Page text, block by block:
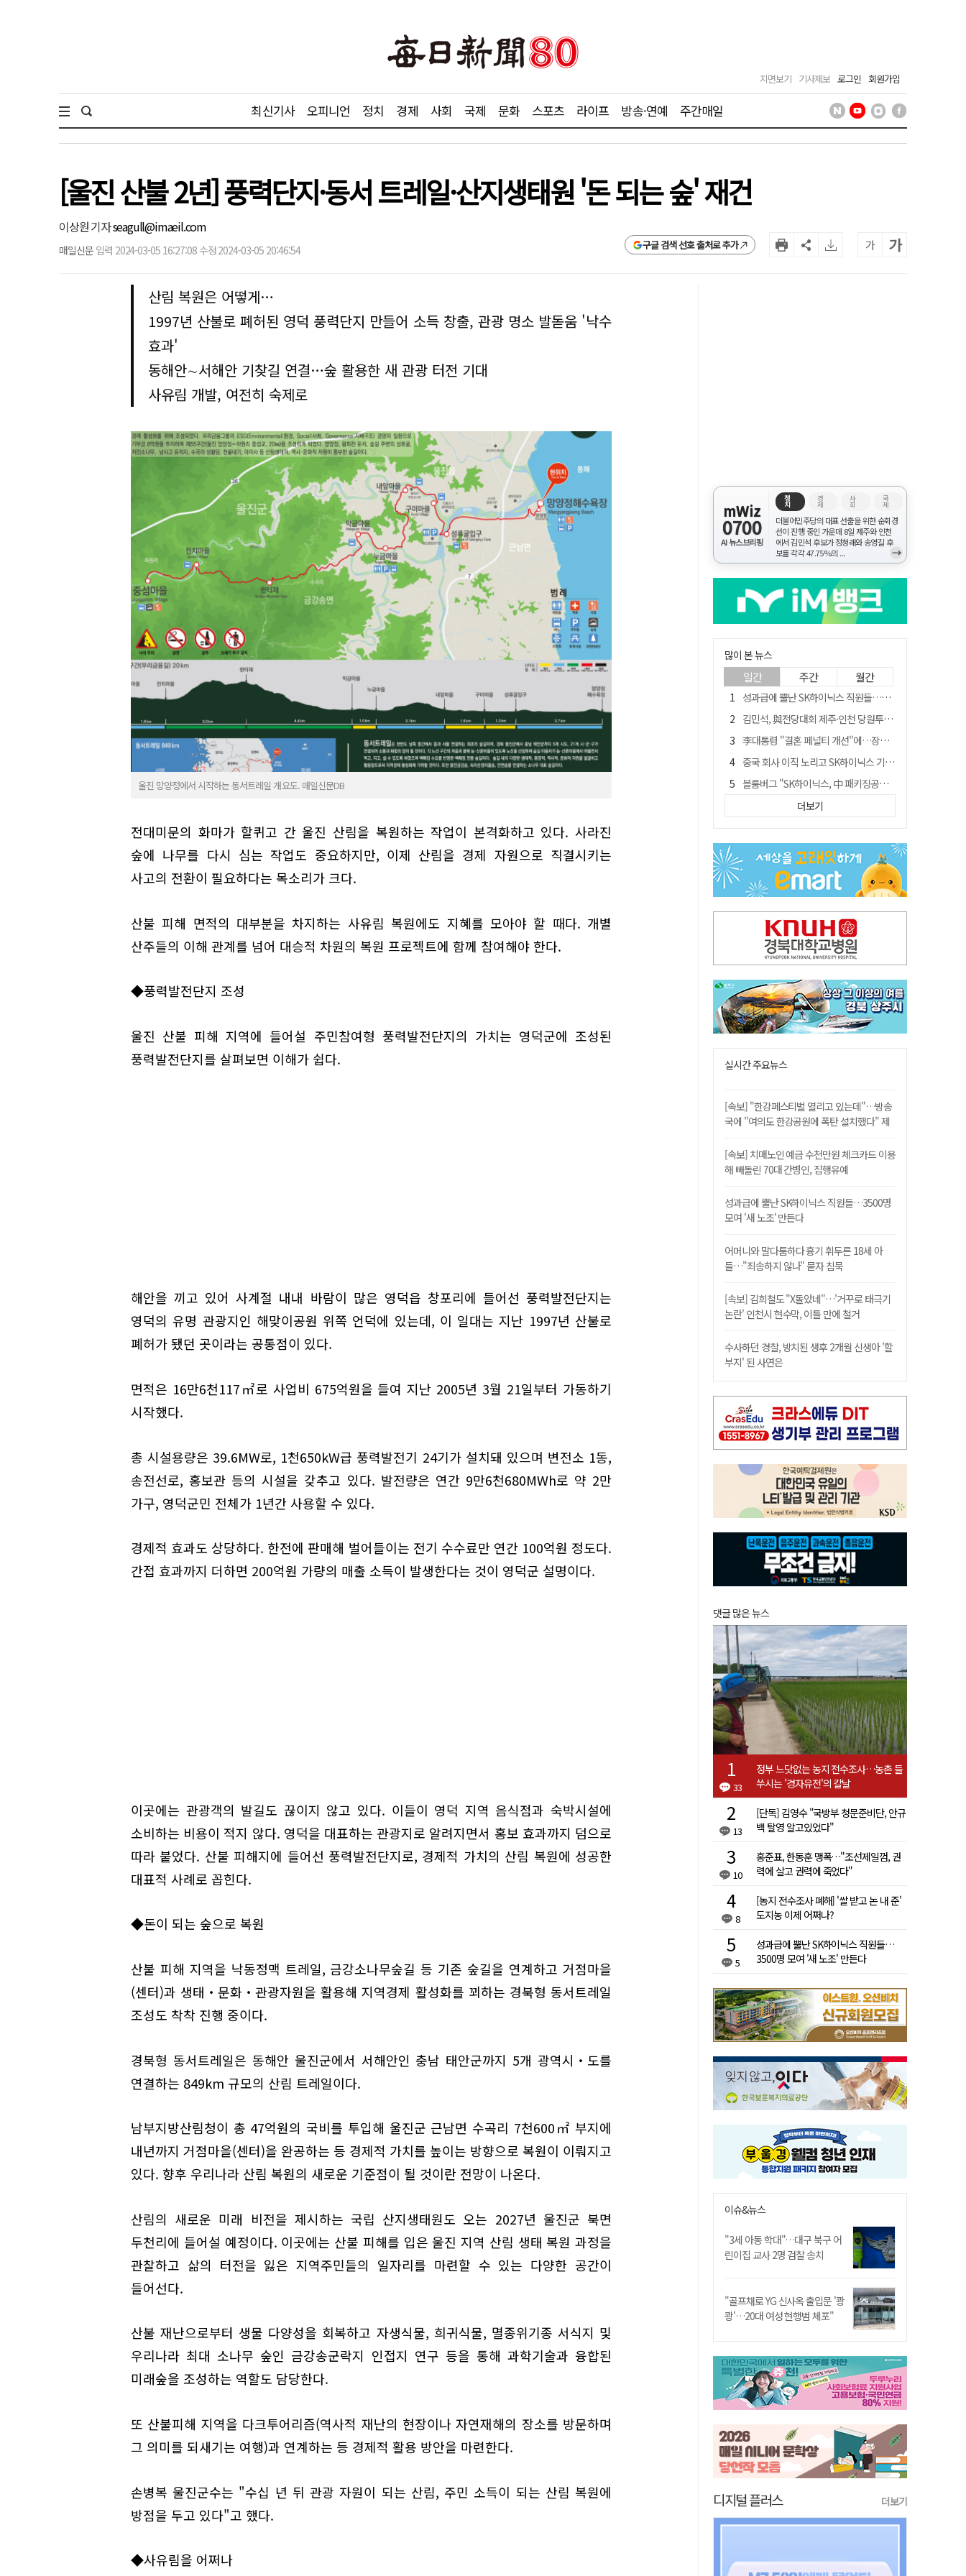
지면보기 기사제보 로그인 회원가입
최신기사 오피니언 정치 경제 사회 국제 문화 스포츠 라이프 방송·연예 주간매일
[울진 산불 2년] 풍력단지·동서 트레일·산지생태원 '돈 되는 숲' 재건
이상원 기자seagull@imaeil.com
매일신문 입력 2024-03-05 16:27:08 수정 2024-03-05 20:46:54 구글 검색 선호 출처로 추가 가 가
산림 복원은 어떻게…
1997년 산불로 폐허된 영덕 풍력단지 만들어 소득 창출, 관광 명소 발돋움 '낙수
효과'
동해안∼서해안 기찾길 연결…숲 활용한 새 관광 터전 기대
사유림 개발, 여전히 숙제로
울진 망양정에서 시작하는 동서트레일 개요도. 매일신문DB
전대미문의 화마가 할퀴고 간 울진 산림을 복원하는 작업이 본격화하고 있다. 사라진
숲에 나무를 다시 심는 작업도 중요하지만, 이제 산림을 경제 자원으로 직결시키는
사고의 전환이 필요하다는 목소리가 크다.
산불 피해 면적의 대부분을 차지하는 사유림 복원에도 지혜를 모아야 할 때다. 개별
산주들의 이해 관계를 넘어 대승적 차원의 복원 프로젝트에 함께 참여해야 한다.
◆풍력발전단지 조성
울진 산불 피해 지역에 들어설 주민참여형 풍력발전단지의 가치는 영덕군에 조성된
풍력발전단지를 살펴보면 이해가 쉽다.
해안을 끼고 있어 사계절 내내 바람이 많은 영덕읍 창포리에 들어선 풍력발전단지는
영덕의 유명 관광지인 해맞이공원 위쪽 언덕에 있는데, 이 일대는 지난 1997년 산불로
폐허가 됐던 곳이라는 공통점이 있다.
면적은 16만6천117㎡로 사업비 675억원을 들여 지난 2005년 3월 21일부터 가동하기
시작했다.
총 시설용량은 39.6MW로, 1천650kW급 풍력발전기 24기가 설치돼 있으며 변전소 1동,
송전선로, 홍보관 등의 시설을 갖추고 있다. 발전량은 연간 9만6천680MWh로 약 2만
가구, 영덕군민 전체가 1년간 사용할 수 있다.
경제적 효과도 상당하다. 한전에 판매해 벌어들이는 전기 수수료만 연간 100억원 정도다.
간접 효과까지 더하면 200억원 가량의 매출 소득이 발생한다는 것이 영덕군 설명이다.
이곳에는 관광객의 발길도 끊이지 않고 있다. 이들이 영덕 지역 음식점과 숙박시설에
소비하는 비용이 적지 않다. 영덕을 대표하는 관광지로 알려지면서 홍보 효과까지 덤으로
따라 붙었다. 산불 피해지에 들어선 풍력발전단지로, 경제적 가치의 산림 복원에 성공한
대표적 사례로 꼽힌다.
◆돈이 되는 숲으로 복원
산불 피해 지역을 낙동정맥 트레일, 금강소나무숲길 등 기존 숲길을 연계하고 거점마을
(센터)과 생태‧문화‧관광자원을 활용해 지역경제 활성화를 꾀하는 경북형 동서트레일
조성도 착착 진행 중이다.
경북형 동서트레일은 동해안 울진군에서 서해안인 충남 태안군까지 5개 광역시‧도를
연결하는 849km 규모의 산림 트레일이다.
남부지방산림청이 총 47억원의 국비를 투입해 울진군 근남면 수곡리 7천600㎡ 부지에
내년까지 거점마을(센터)을 완공하는 등 경제적 가치를 높이는 방향으로 복원이 이뤄지고
있다. 향후 우리나라 산림 복원의 새로운 기준점이 될 것이란 전망이 나온다.
산림의 새로운 미래 비전을 제시하는 국립 산지생태원도 오는 2027년 울진군 북면
두천리에 들어설 예정이다. 이곳에는 산불 피해를 입은 울진 지역 산림 생태 복원 과정을
관찰하고 삶의 터전을 잃은 지역주민들의 일자리를 마련할 수 있는 다양한 공간이
들어선다.
산불 재난으로부터 생물 다양성을 회복하고 자생식물, 희귀식물, 멸종위기종 서식지 및
우리나라 최대 소나무 숲인 금강송군락지 인접지 연구 등을 통해 과학기술과 융합된
미래숲을 조성하는 역할도 담당한다.
또 산불피해 지역을 다크투어리즘(역사적 재난의 현장이나 자연재해의 장소를 방문하며
그 의미를 되새기는 여행)과 연계하는 등 경제적 활용 방안을 마련한다.
손병복 울진군수는 "수십 년 뒤 관광 자원이 되는 산림, 주민 소득이 되는 산림 복원에
방점을 두고 있다"고 했다.
◆사유림을 어쩌나
mWiz
0700
AI 뉴스브리핑
정
치
경
제
사
회
국
제
더불어민주당의 대표 선출을 위한 순회경
선이 진행 중인 가운데 8일 제주와 인천
에서 김민석 후보가 정청래와 송영길 후
보를 각각 47.75%의 ...
→
많이 본 뉴스
일간 주간 월간
성과급에 뿔난 SK하이닉스 직원들…3500명 모여 '새 노조' 만든다
김민석, 與전당대회 제주·인천 당원투표서 승리…누적 득표는 '초박빙'
李대통령 "결혼 페널티 개선"에…장동혁 "그 페널티 만든 게 이 정권"
중국 회사 이직 노리고 SK하이닉스 기밀 빼돌려…결국 실형
블룸버그 "SK하이닉스, 中 패키징공장 지분매각 등 검토"
트럼프 만난 손현보 목사…"현재 자유대한민국 여러 면에서 어려움"
경북 칠곡시니어클럽 커피앤솝 사업단…자개소품 만들기 문화체험 운영
"아버지 외출한 사이"…흉기로 40대母 살해한 고교 자퇴생, 구속 기로에
서울 면목동서 60대 남성 2명 흉기에 숨져…지인 관계로 추정
더보기
실시간 주요뉴스
[속보] "한강페스티벌 열리고 있는데"…방송
국에 "여의도 한강공원에 폭탄 설치했다" 제
[속보] 치매노인 예금 수천만원 체크카드 이용
해 빼돌린 70대 간병인, 집행유예
성과급에 뿔난 SK하이닉스 직원들…3500명
모여 '새 노조' 만든다
어머니와 말다툼하다 흉기 휘두른 18세 아
들…"죄송하지 않나" 묻자 침묵
[속보] 김희철도 "X돌았네"…'거꾸로 태극기
논란' 인천시 현수막, 이틀 만에 철거
수사하던 경찰, 방치된 생후 2개월 신생아 '할
부지' 된 사연은
댓글 많은 뉴스
33
정부 느닷없는 농지 전수조사…농촌 들
쑤시는 '경자유전'의 칼날
13
[단독] 김영수 "국방부 청문준비단, 안규
백 탈영 알고있었다"
10
홍준표, 한동훈 맹폭…"조선제일껌, 권
력에 살고 권력에 죽었다"
8
[농지 전수조사 폐해] '쌀 받고 논 내 준'
도지농 이제 어쩌나?
5
성과급에 뿔난 SK하이닉스 직원들…
3500명 모여 '새 노조' 만든다
이슈&뉴스
"3세 아동 학대"…대구 북구 어
린이집 교사 2명 검찰 송치
"골프채로 YG 신사옥 출입문 '쾅
쾅'…20대 여성 현행범 체포"
디지털 플러스 더보기